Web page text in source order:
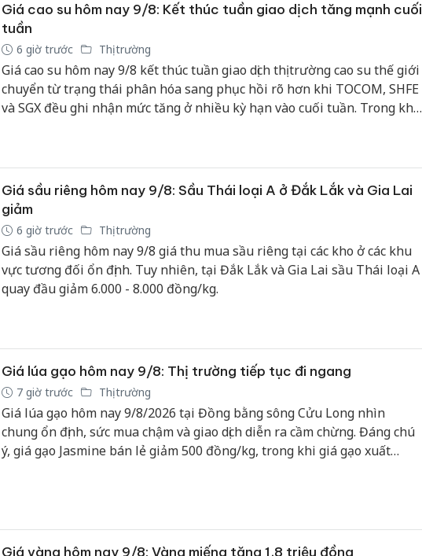
Giá cao su hôm nay 9/8: Kết thúc tuần giao dịch tăng mạnh cuối
tuần
6 giờ trước Thị trường
Giá cao su hôm nay 9/8 kết thúc tuần giao dịch thị trường cao su thế giới
chuyển từ trạng thái phân hóa sang phục hồi rõ hơn khi TOCOM, SHFE
và SGX đều ghi nhận mức tăng ở nhiều kỳ hạn vào cuối tuần. Trong khi
vẫn phụ thuộc lớn vào nhu cầu lốp xe, sức mua của Trung Quốc, nguồn
cung từ Đông Nam Á và diễn biến chi phí nguyên liệu đầu vào.
Giá sầu riêng hôm nay 9/8: Sầu Thái loại A ở Đắk Lắk và Gia Lai
giảm
6 giờ trước Thị trường
Giá sầu riêng hôm nay 9/8 giá thu mua sầu riêng tại các kho ở các khu
vực tương đối ổn định. Tuy nhiên, tại Đắk Lắk và Gia Lai sầu Thái loại A
quay đầu giảm 6.000 - 8.000 đồng/kg.
Giá lúa gạo hôm nay 9/8: Thị trường tiếp tục đi ngang
7 giờ trước Thị trường
Giá lúa gạo hôm nay 9/8/2026 tại Đồng bằng sông Cửu Long nhìn
chung ổn định, sức mua chậm và giao dịch diễn ra cầm chừng. Đáng chú
ý, giá gạo Jasmine bán lẻ giảm 500 đồng/kg, trong khi giá gạo xuất
Giá vàng hôm nay 9/8: Vàng miếng tăng 1,8 triệu đồng
bán bình sữa
Moyuum giả